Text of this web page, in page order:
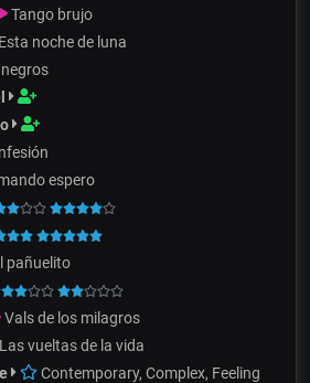
Tango brujo
Esta noche de luna
espero
pañuelito
Vals de los milagros
Las vueltas de la vida
Contemporary, Complex, Feeling